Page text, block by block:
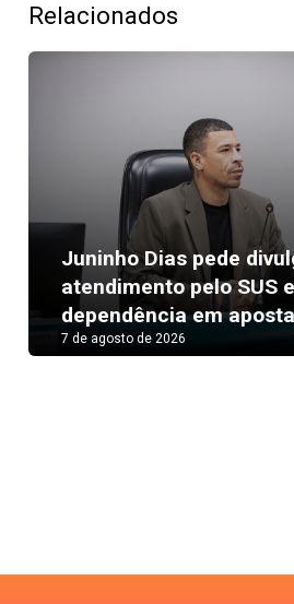
Relacionados
Juninho Dias pede
atendimento pelo SUS
dependência em
7 de agosto de 2026